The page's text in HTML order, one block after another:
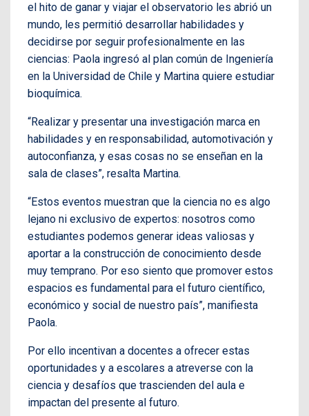
el hito de ganar y viajar el observatorio les abrió un
mundo, les permitió desarrollar habilidades y
decidirse por seguir profesionalmente en las
ciencias: Paola ingresó al plan común de Ingeniería
en la Universidad de Chile y Martina quiere estudiar
bioquímica.
“Realizar y presentar una investigación marca en
habilidades y en responsabilidad, automotivación y
autoconfianza, y esas cosas no se enseñan en la
sala de clases”, resalta Martina.
“Estos eventos muestran que la ciencia no es algo
lejano ni exclusivo de expertos: nosotros como
estudiantes podemos generar ideas valiosas y
aportar a la construcción de conocimiento desde
muy temprano. Por eso siento que promover estos
espacios es fundamental para el futuro científico,
económico y social de nuestro país”, manifiesta
Paola.
Por ello incentivan a docentes a ofrecer estas
oportunidades y a escolares a atreverse con la
ciencia y desafíos que trascienden del aula e
impactan del presente al futuro.